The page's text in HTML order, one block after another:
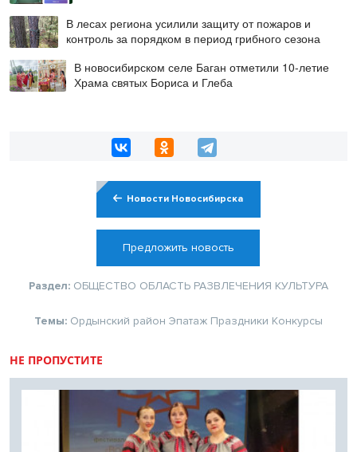
В лесах региона усилили защиту от пожаров и
контроль за порядком в период грибного сезона
В новосибирском селе Баган отметили 10-летие
Храма святых Бориса и Глеба
Новости Новосибирска
Предложить новость
Раздел: ОБЩЕСТВО ОБЛАСТЬ РАЗВЛЕЧЕНИЯ КУЛЬТУРА
Темы: Ордынский район Эпатаж Праздники Конкурсы
НЕ ПРОПУСТИТЕ